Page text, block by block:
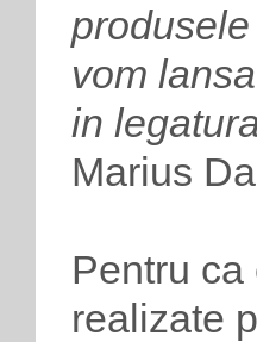
vom
in
Marius
Pentru
realizate